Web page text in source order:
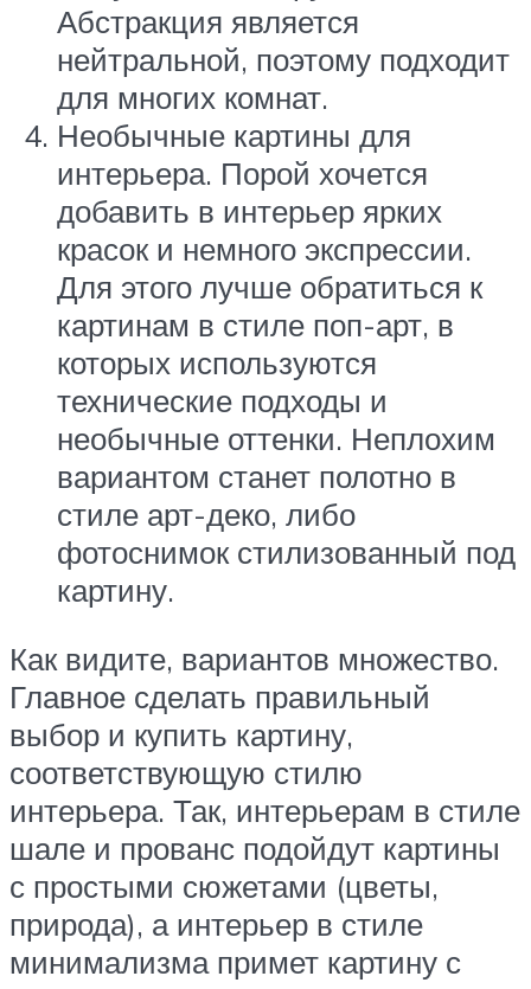
Абстракция является
нейтральной, поэтому подходит
для многих комнат.
Необычные картины для
интерьера. Порой хочется
добавить в интерьер ярких
красок и немного экспрессии.
Для этого лучше обратиться к
картинам в стиле поп-арт, в
которых используются
технические подходы и
необычные оттенки. Неплохим
вариантом станет полотно в
стиле арт-деко, либо
фотоснимок стилизованный под
картину.
Как видите, вариантов множество.
Главное сделать правильный
выбор и купить картину,
соответствующую стилю
интерьера. Так, интерьерам в стиле
шале и прованс подойдут картины
с простыми сюжетами (цветы,
природа), а интерьер в стиле
минимализма примет картину с